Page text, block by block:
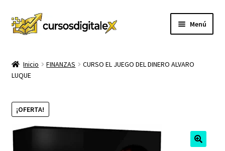
Ir
a
Ir
al
Menú
TIENDA
CURSOS
hijo
MEMBRESIA
Inicio FINANZAS
CURSO EL JUEGO DEL DINERO ALVARO
LUQUE
¡OFERTA!